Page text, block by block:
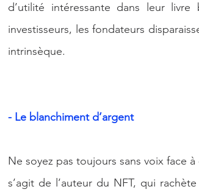
d’utilité intéressante dans leur
investisseurs, les fondateurs
intrinsèque.
- Le blanchiment d’argent
Ne soyez pas toujours sans voix face
s’agit de l’auteur du NFT, qui